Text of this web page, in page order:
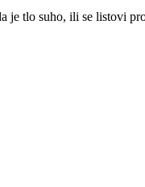
tlo suho, ili se listovi